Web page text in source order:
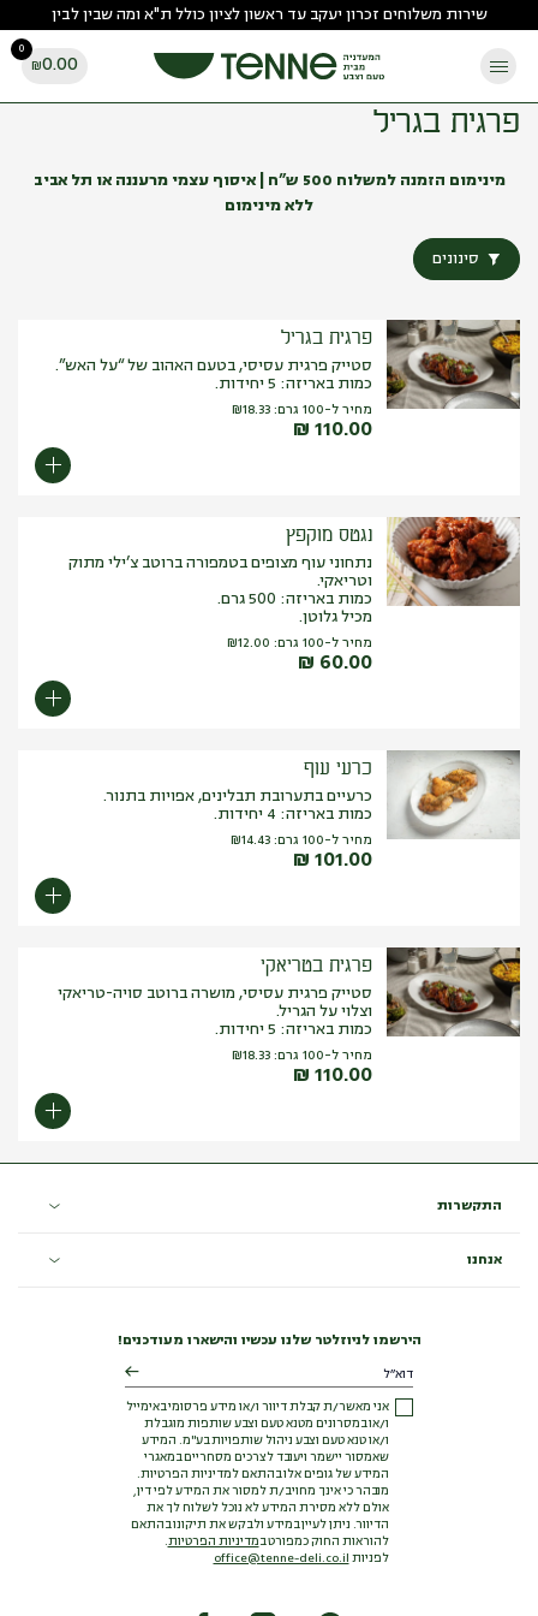
to
content
שירות משלוחים זכרון יעקב עד ראשון לציון כולל ת"א ומה שבין לבין
0
₪0.00
פרגית בגריל
מינימום הזמנה למשלוח 500 ש”ח | איסוף עצמי מרעננה או תל אביב
ללא מינימום
סינונים
פרגית בגריל
סטייק פרגית עסיסי, בטעם האהוב של “על האש”.
כמות באריזה: 5 יחידות.
מחיר ל-100 גרם: ₪18.33
₪ 110.00
נגטס מוקפץ
נתחוני עוף מצופים בטמפורה ברוטב צ’ילי מתוק
וטריאקי.
כמות באריזה: 500 גרם.
מכיל גלוטן.
מחיר ל-100 גרם: ₪12.00
₪ 60.00
כרעי עוף
כרעיים בתערובת תבלינים, אפויות בתנור.
כמות באריזה: 4 יחידות.
מחיר ל-100 גרם: ₪14.43
₪ 101.00
פרגית בטריאקי
סטייק פרגית עסיסי, מושרה ברוטב סויה-טריאקי
וצלוי על הגריל.
כמות באריזה: 5 יחידות.
מחיר ל-100 גרם: ₪18.33
₪ 110.00
התקשרות
אנחנו
הירשמו לניוזלטר שלנו עכשיו והישארו מעודכנים!
אני מאשר/ת קבלת דיוור ו/או מידע פרסומי באימייל
ו/או במסרונים מטנא טעם וצבע שותפות מוגבלת
ו/או טנא טעם וצבע ניהול שותפויות בע"מ. המידע
שאמסור יישמר ויעובד לצרכים מסחריים במאגרי
המידע של גופים אלו בהתאם למדיניות הפרטיות.
מובהר כי אינך מחויב/ת למסור את המידע לפי דין,
אולם ללא מסירת המידע לא נוכל לשלוח לך את
הדיוור. ניתן לעיין במידע ולבקש את תיקונו בהתאם
להוראות החוק כמפורט במדיניות הפרטיות.
לפניות office@tenne-deli.co.il